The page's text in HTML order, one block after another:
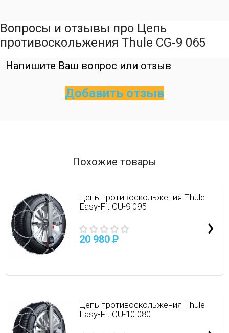
Вопросы и отзывы про Цепь
противоскольжения Thule CG-9 065
Напишите Ваш вопрос или отзыв
Добавить отзыв
Похожие товары
Цепь противоскольжения Thule
Easy-Fit CU-9 095
20 980 P
Цепь противоскольжения Thule
Easy-Fit CU-10 080